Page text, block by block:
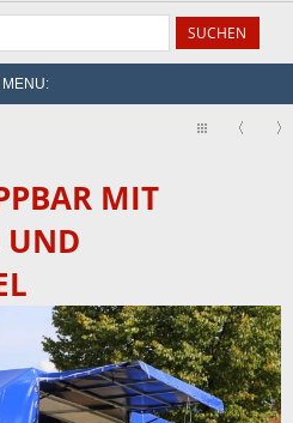
MENU:
MIT
UND